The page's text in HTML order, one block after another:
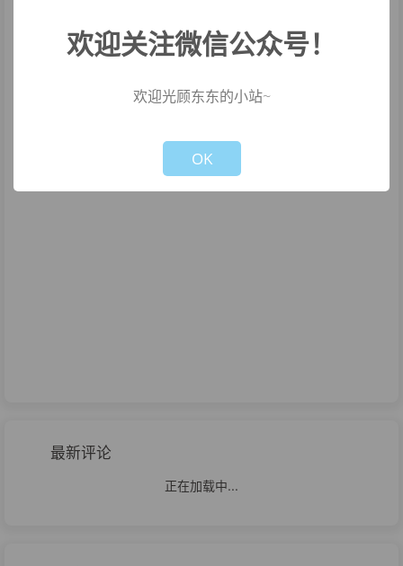
最新评论
正在加载中...
欢迎关注微信公众号！
欢迎光顾东东的小站~
OK